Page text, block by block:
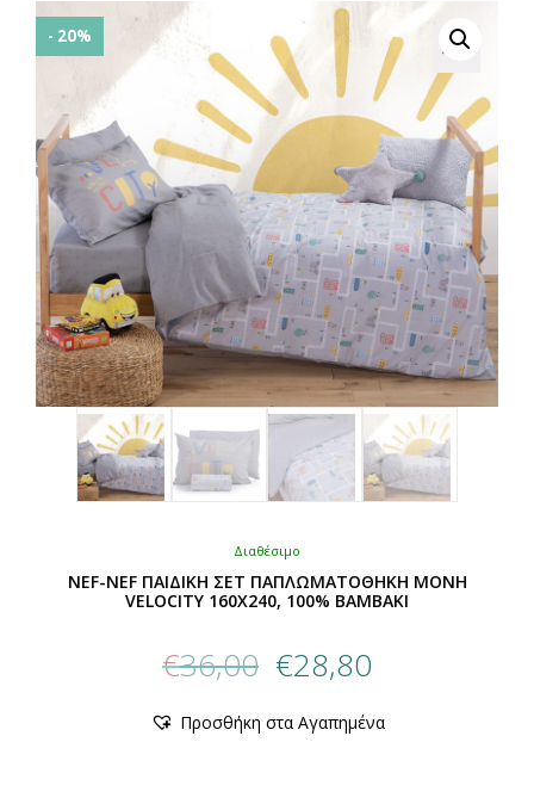
παραλλαγές.
Οι
επιλογές
μπορούν
να
επιλεγούν
στη
του
προϊόντος
- 20%
Διαθέσιμο
NEF-NEF ΠΑΙΔΙΚΗ ΣΕΤ ΠΑΠΛΩΜΑΤΟΘΗΚΗ ΜΟΝΗ
VELOCITY 160Χ240, 100% BAMBAKI
€36,00
price
€36,00.
€28,80
είναι:
το
Προσθήκη στα Αγαπημένα